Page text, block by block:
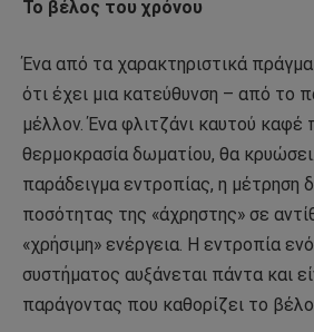
Το βέλος του χρόνου
Ένα από τα χαρακτηριστικά
ότι έχει μια κατεύθυνση – από το
μέλλον. Ένα φλιτζάνι καυτού καφέ
θερμοκρασία δωματίου, θα
παράδειγμα εντροπίας, η μέτρηση
ποσότητας της «άχρηστης» σε
«χρήσιμη» ενέργεια. Η εντροπία
συστήματος αυξάνεται πάντα και
παράγοντας που καθορίζει το